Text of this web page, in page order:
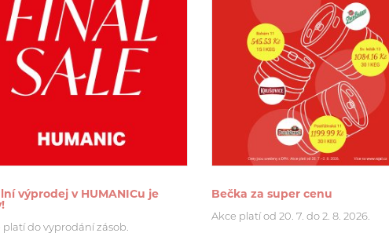
výprodej v HUMANICu je
platí do vyprodání zásob.
Bečka za super cenu
Akce platí od 20. 7. do 2. 8. 2026.